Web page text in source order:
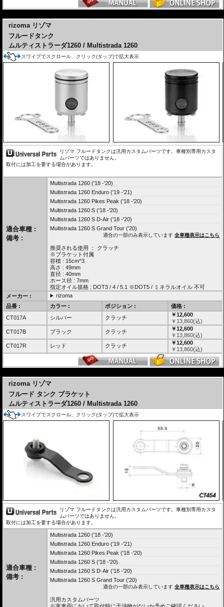
rizoma リゾマ
フルードタンク
ムルティストラーダ1260 / Multistrada 1260
スワイプでスクロール、クリック(タップ)で拡大表示
リゾマ フルードタンクは汎用カスタムパーツです。車種別専用カスタ
ムパーツではありません。
取付には加工を要する場合があります。
適合車種 :
備考 :
Multistrada 1260 ('18 -'20)
Multistrada 1260 Enduro ('19 -'21)
Multistrada 1260 Pikes Peak ('18 -'20)
Multistrada 1260 S ('18 -'20)
Multistrada 1260 S D-Air ('18 -'20)
Multistrada 1260 S Grand Tour ('20)
適合の一部のみ表示しています全車種表示はこちら
推奨される使用 ： クラッチ
※ブラケット付属
容積 : 15cm^3
高さ : 49mm
直径 : 40mm
ホース径 : 7mm
指定オイル規格 : DOT3 / 4 / 5.1 ※DOT5 / ミネラルオイル 不可
メーカー :
rizoma
品番 :
カラー : ポジション :
価格 :
CT017A
シルバー クラッチ
￥12,600
￥ 13,860(込)
CT017B
ブラック クラッチ
￥12,600
￥ 13,860(込)
CT017R
レッド クラッチ
￥12,600
￥ 13,860(込)
rizoma リゾマ
フルード タンク ブラケット
ムルティストラーダ1260 / Multistrada 1260
スワイプでスクロール、クリック(タップ)で拡大表示
リゾマ フルードタンクは汎用カスタムパーツです。車種別専用カスタ
ムパーツではありません。
取付には加工を要する場合があります。
適合車種 :
備考 :
Multistrada 1260 ('18 -'20)
Multistrada 1260 Enduro ('19 -'21)
Multistrada 1260 Pikes Peak ('18 -'20)
Multistrada 1260 S ('18 -'20)
Multistrada 1260 S D-Air ('18 -'20)
Multistrada 1260 S Grand Tour ('20)
適合の一部のみ表示しています全車種表示はこちら
汎用カスタムパーツ